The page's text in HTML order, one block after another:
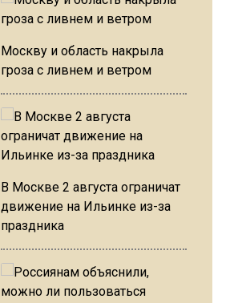
Москву и область накрыла
гроза с ливнем и ветром
В Москве 2 августа ограничат
движение на Ильинке из-за
праздника